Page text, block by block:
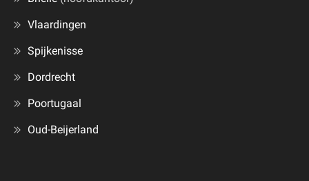
Vlaardingen
Spijkenisse
Dordrecht
Poortugaal
Oud-Beijerland